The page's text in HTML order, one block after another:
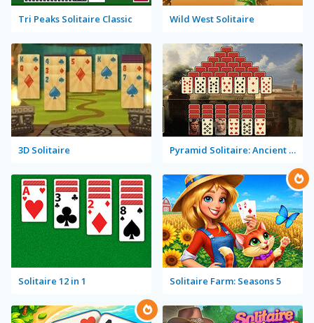
Tri Peaks Solitaire Classic Wild West Solitaire
3D Solitaire Pyramid Solitaire: Ancient Rome
Solitaire 12 in 1 Solitaire Farm: Seasons 5